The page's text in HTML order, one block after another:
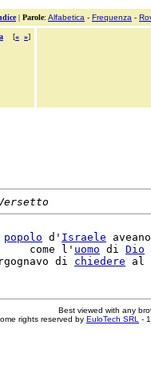
| Parole: Alfabetica - Frequenza -
[« »]
popolo d' Israele
come l' uomo di Dio
di chiedere al
Best viewed with any
rights reserved by EuloTech SRL -